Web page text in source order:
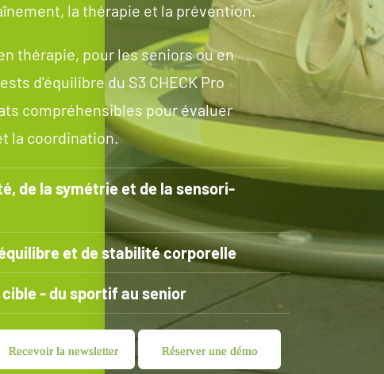
la thérapie et la prévention.
thérapie, pour les seniors ou en
d'équilibre du S3 CHECK Pro
compréhensibles pour évaluer
la coordination.
de la symétrie et de la sensori-
et de stabilité corporelle
- du sportif au senior
Recevoir la newsletter Réserver une démo